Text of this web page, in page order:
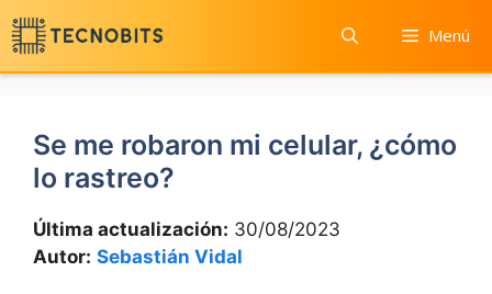
Saltar
al
contenido
Menú
Se me robaron mi celular, ¿cómo
lo rastreo?
Última actualización: 30/08/2023
Autor: Sebastián Vidal